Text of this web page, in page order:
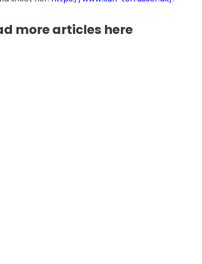
more articles here